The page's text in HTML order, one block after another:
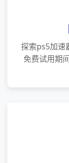
探索ps5加速
免费试用期